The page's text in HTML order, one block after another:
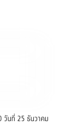
วันที่ 25 ธันวาคม